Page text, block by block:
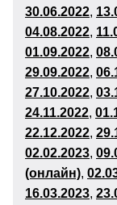
30.06.2022,
04.08.2022, 11
01.09.2022, 08
29.09.2022, 06
27.10.2022, 03
24.11.2022, 01
22.12.2022, 29
02.02.2023, 09
(онлайн), 02
16.03.2023, 23